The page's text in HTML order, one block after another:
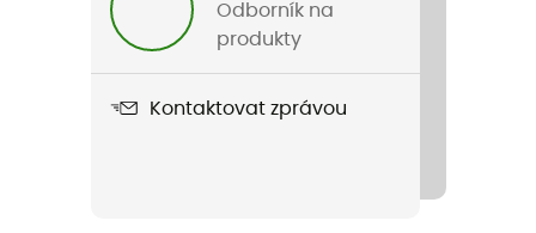
Second hand
Velmi dobrý stav
Odborník na
produkty
Kontaktovat zprávou